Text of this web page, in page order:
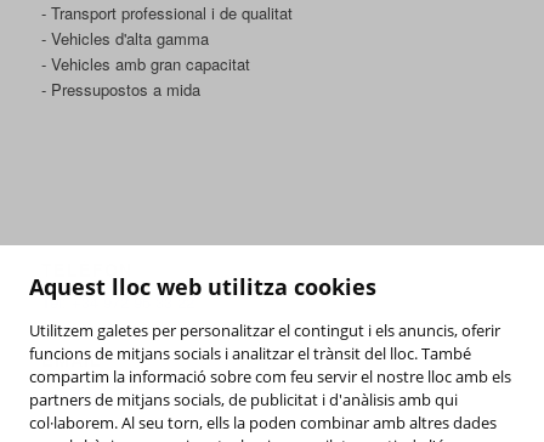
Aquest lloc web utilitza cookies
Utilitzem galetes per personalitzar el contingut i els anuncis, oferir
funcions de mitjans socials i analitzar el trànsit del lloc. També
compartim la informació sobre com feu servir el nostre lloc amb els
partners de mitjans socials, de publicitat i d'anàlisis amb qui
col·laborem. Al seu torn, ells la poden combinar amb altres dades
- Transport professional i de qualitat
- Vehicles d'alta gamma
- Vehicles amb gran capacitat
- Pressupostos a mida
Tel: +34 972 96 33 22
EMAIL
comercial@becetransfers.com